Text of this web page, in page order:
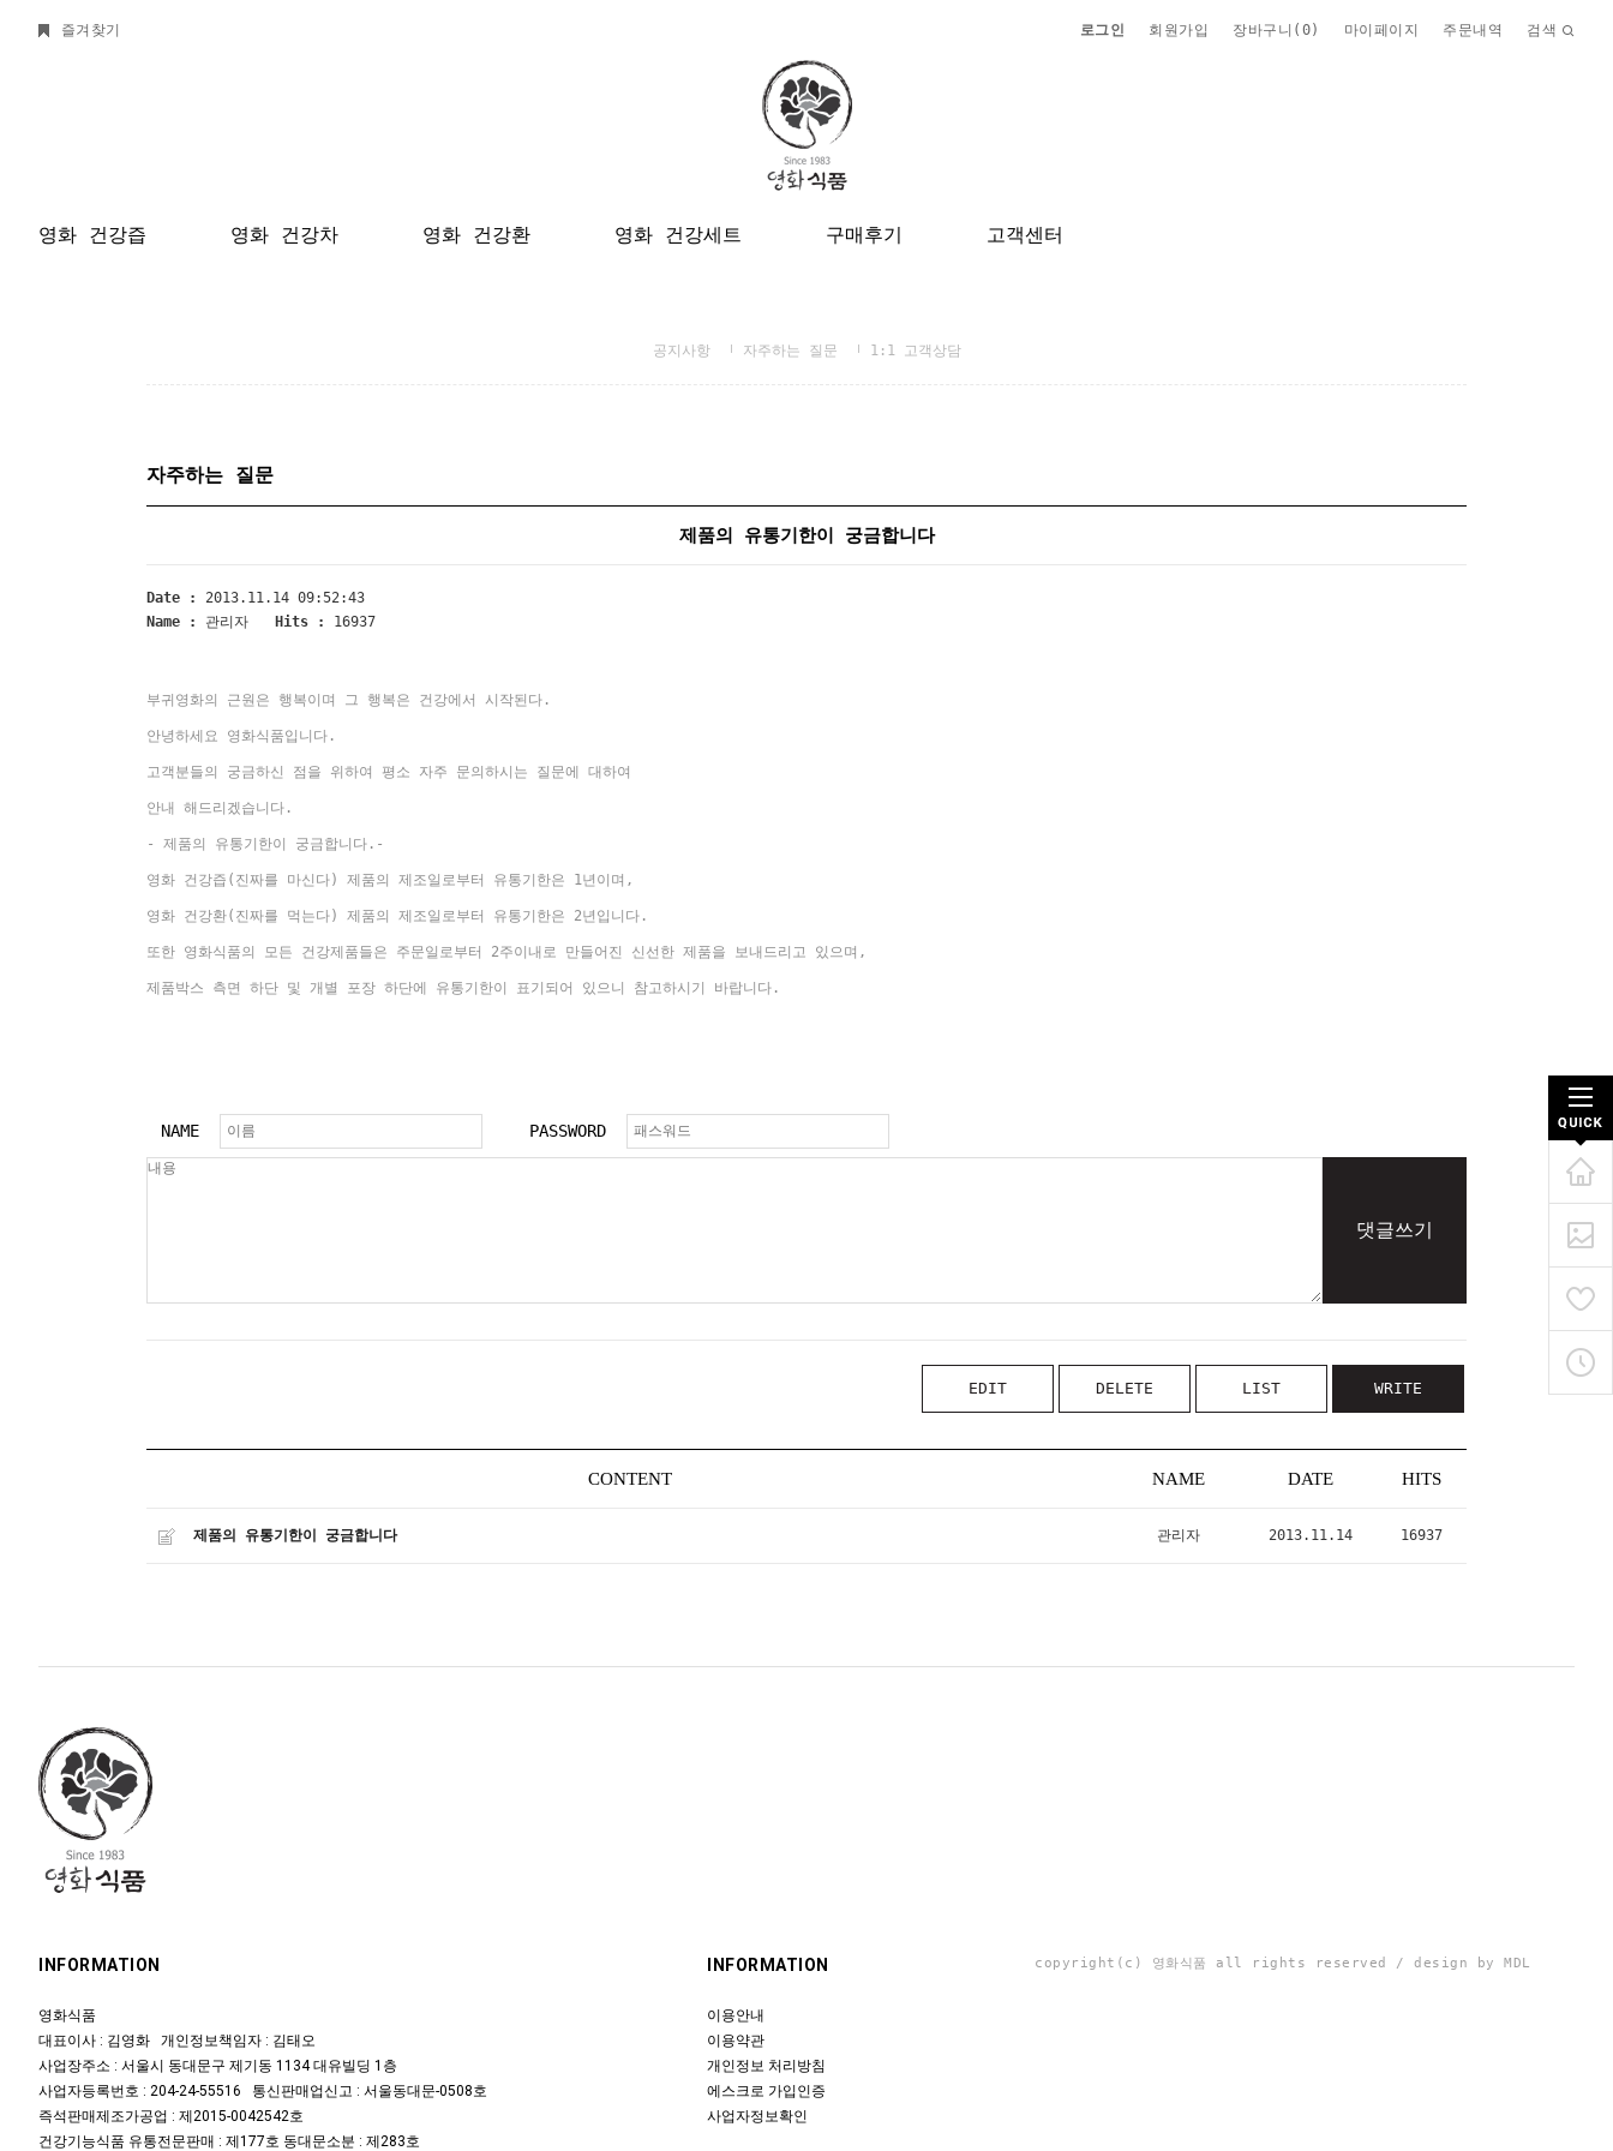
즐겨찾기 로그인 회원가입 장바구니( 0) 마이페이지 주문내역 검색
영화 건강즙 영화 건강차 영화 건강환 영화 건강세트 구매후기 고객센터
공지사항 자주하는 질문 1:1 고객상담
자주하는 질문
제품의 유통기한이 궁금합니다
Date :
2013.11.14 09:52:43
Name :
관리자 Hits : 16937
부귀영화의 근원은 행복이며 그 행복은 건강에서 시작된다.
안녕하세요 영화식품입니다.
고객분들의 궁금하신 점을 위하여 평소 자주 문의하시는 질문에 대하여
안내 해드리겠습니다.
- 제품의 유통기한이 궁금합니다.-
영화 건강즙(진짜를 마신다) 제품의 제조일로부터 유통기한은 1년이며,
영화 건강환(진짜를 먹는다) 제품의 제조일로부터 유통기한은 2년입니다.
또한 영화식품의 모든 건강제품들은 주문일로부터 2주이내로 만들어진 신선한 제품을 보내드리고 있으며,
제품박스 측면 하단 및 개별 포장 하단에 유통기한이 표기되어 있으니 참고하시기 바랍니다.
NAME PASSWORD
댓글쓰기
EDIT DELETE LIST WRITE
CONTENT NAME DATE HITS
제품의 유통기한이 궁금합니다 관리자 2013.11.14 16937
INFORMATION
영화식품
대표이사 : 김영화 개인정보책임자 : 김태오
사업장주소 : 서울시 동대문구 제기동 1134 대유빌딩 1층
사업자등록번호 : 204-24-55516 통신판매업신고 : 서울동대문-0508호
즉석판매제조가공업 : 제2015-0042542호
건강기능식품 유통전문판매 : 제177호 동대문소분 : 제283호
INFORMATION
이용안내
이용약관
개인정보 처리방침
에스크로 가입인증
사업자정보확인
copyright(c) 영화식품 all rights reserved / design by MDL